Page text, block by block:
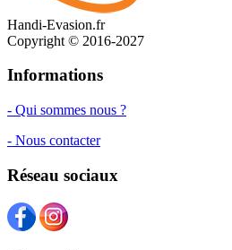
Handi-Evasion.fr
Copyright © 2016-2027
Informations
- Qui sommes nous ?
- Nous contacter
Réseau sociaux